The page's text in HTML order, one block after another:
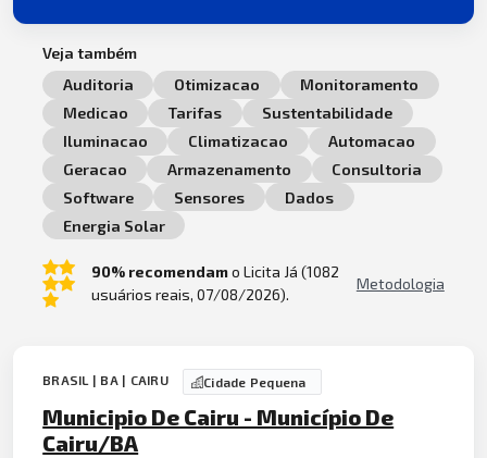
Veja também
Auditoria
Otimizacao
Monitoramento
Medicao
Tarifas
Sustentabilidade
Iluminacao
Climatizacao
Automacao
Geracao
Armazenamento
Consultoria
Software
Sensores
Dados
Energia Solar
90% recomendamo Licita Já (1082
usuários reais, 07/08/2026).
Metodologia
BRASIL | BA | CAIRU Cidade Pequena
Municipio De Cairu - Município De
Cairu/BA